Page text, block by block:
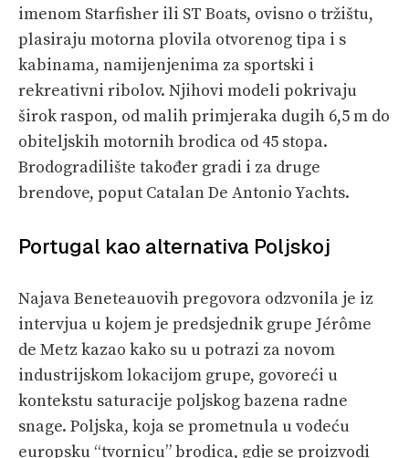
imenom Starfisher ili ST Boats, ovisno o tržištu,
plasiraju motorna plovila otvorenog tipa i s
kabinama, namijenjenima za sportski i
rekreativni ribolov. Njihovi modeli pokrivaju
širok raspon, od malih primjeraka dugih 6,5 m do
obiteljskih motornih brodica od 45 stopa.
Brodogradilište također gradi i za druge
brendove, poput Catalan De Antonio Yachts.
Portugal kao alternativa Poljskoj
Najava Beneteauovih pregovora odzvonila je iz
intervjua u kojem je predsjednik grupe Jérôme
de Metz kazao kako su u potrazi za novom
industrijskom lokacijom grupe, govoreći u
kontekstu saturacije poljskog bazena radne
snage. Poljska, koja se prometnula u vodeću
europsku “tvornicu” brodica, gdje se proizvodi